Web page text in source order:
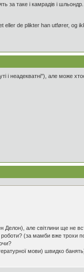
за таке і камрадів і шльондр.
de plikter han utfører,
і неадекватні"), але може
але світлини ще не
(за мамби вже трохи
мови) швидко